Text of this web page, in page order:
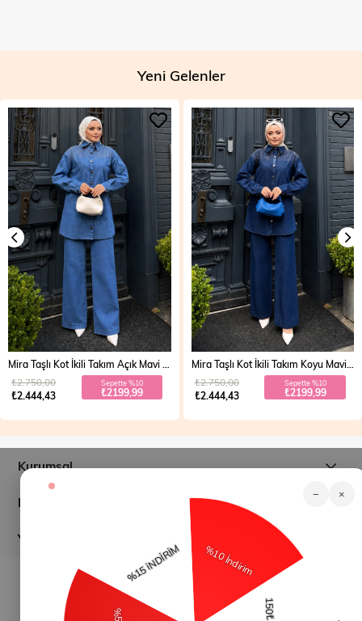
Yeni Gelenler
₺2.444,43
₺2.750,00 Sepette %10
₺2199,99
Mira Taşlı Kot İkili Takım Koyu Mavi 19286
₺2.444,43
₺2.750,00 Sepette %10
₺2199,99
Kurumsal
Müşteri İlişkileri
Yardım
modamihram.com - Tüm Hakları Saklıdır.
− ×